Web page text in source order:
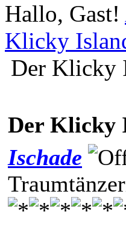
Hallo, Gast!
Klicky
Der Klicky
Der Klicky
Ischade